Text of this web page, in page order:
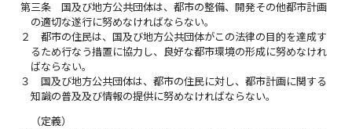
第三条
国及び地方公共団体は、都市の整備、開発その他都市計画
の適切な遂行に努めなければならない。
２
都市の住民は、国及び地方公共団体がこの法律の目的を達成す
るため行なう措置に協力し、良好な都市環境の形成に努めなけれ
ばならない。
３
国及び地方公共団体は、都市の住民に対し、都市計画に関する
知識の普及及び情報の提供に努めなければならない。
（定義）